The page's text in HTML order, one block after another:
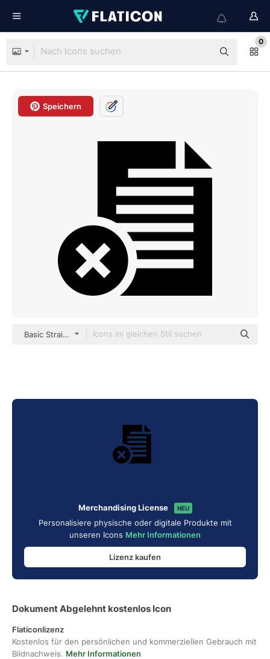
0
Speichern
Basic Straight Filled
Merchandising License NEU
Personalisiere physische oder digitale Produkte mit
unseren Icons Mehr Informationen
Lizenz kaufen
Dokument Abgelehnt kostenlos Icon
Flaticonlizenz
Kostenlos für den persönlichen und kommerziellen Gebrauch mit
Bildnachweis. Mehr Informationen